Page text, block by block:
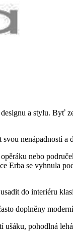
a stylu. Byť
nenápadností
nebo
Erba se vyhnula
do interiéru
doplněny
pohodlná